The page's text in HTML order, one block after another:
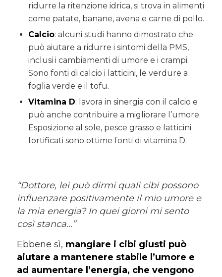
ridurre la ritenzione idrica, si trova in alimenti
come patate, banane, avena e carne di pollo.
Calcio: alcuni studi hanno dimostrato che
può aiutare a ridurre i sintomi della PMS,
inclusi i cambiamenti di umore e i crampi.
Sono fonti di calcio i latticini, le verdure a
foglia verde e il tofu.
Vitamina D: lavora in sinergia con il calcio e
può anche contribuire a migliorare l’umore.
Esposizione al sole, pesce grasso e latticini
fortificati sono ottime fonti di vitamina D.
“Dottore, lei può dirmi quali cibi possono
influenzare positivamente il mio umore e
la mia energia? In quei giorni mi sento
così stanca…”
Ebbene sì, mangiare i cibi giusti può
aiutare a mantenere stabile l’umore e
ad aumentare l’energia, che vengono